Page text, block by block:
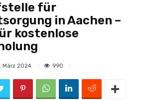
für
in Aachen –
kostenlose
März 2024 990